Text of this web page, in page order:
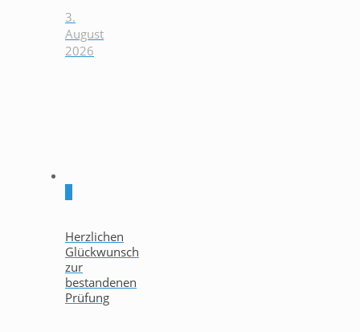
3.
August
2026
Herzlichen
Glückwunsch
zur
bestandenen
Prüfung